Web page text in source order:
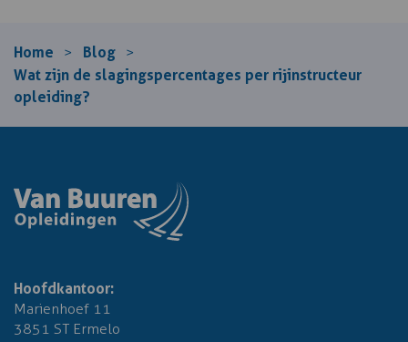
Home > Blog >
Wat zijn de slagingspercentages per rijinstructeur
opleiding?
Hoofdkantoor:
Marienhoef 11
3851 ST Ermelo